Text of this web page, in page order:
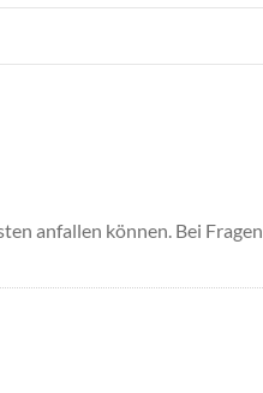
anfallen können. Bei Fragen